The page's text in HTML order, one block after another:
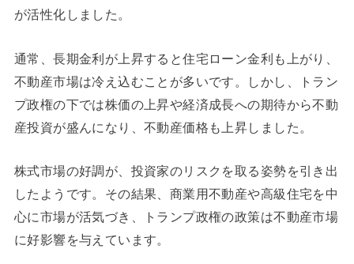
が活性化しました。
通常、長期金利が上昇すると住宅ローン金利も上がり、
不動産市場は冷え込むことが多いです。しかし、トラン
プ政権の下では株価の上昇や経済成長への期待から不動
産投資が盛んになり、不動産価格も上昇しました。
株式市場の好調が、投資家のリスクを取る姿勢を引き出
したようです。その結果、商業用不動産や高級住宅を中
心に市場が活気づき、トランプ政権の政策は不動産市場
に好影響を与えています。